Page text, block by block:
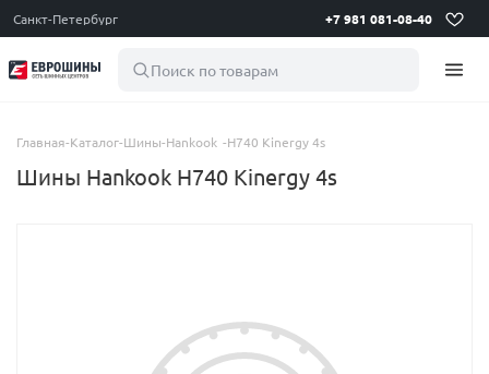
Санкт-Петербург +7 981 081-08-40
Поиск по товарам
Главная-Каталог-Шины-Hankook -H740 Kinergy 4s
Шины Hankook H740 Kinergy 4s